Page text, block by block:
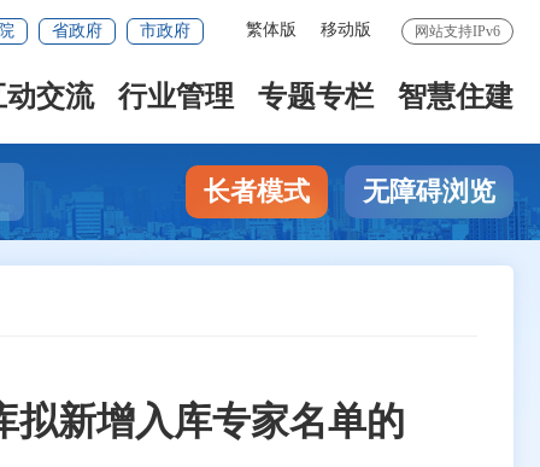
网站支持IPv6
繁体版 移动版
省政府 市政府
动交流 行业管理 专题专栏 智慧住建
长者模式 无障碍浏览
拟新增入库专家名单的